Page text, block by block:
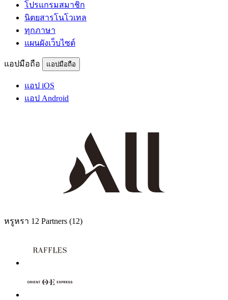
โปรแกรมสมาชิก
นิตยสารโนโวเทล
ทุกภาษา
แผนผังเว็บไซต์
แอปมือถือ แอปมือถือ
แอป iOS
แอป Android
หรูหรา 12 Partners (12)